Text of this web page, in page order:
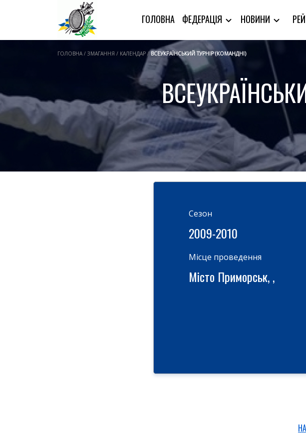
ГОЛОВНА ФЕДЕРАЦІЯ НОВИНИ
ГОЛОВНА / ЗМАГАННЯ / КАЛЕНДАР / ВСЕУКРАЇНСЬКИЙ ТУРНІР (КОМАНДНІ)
Cезон
2009-2010
Місце проведення
Місто Приморськ, ,